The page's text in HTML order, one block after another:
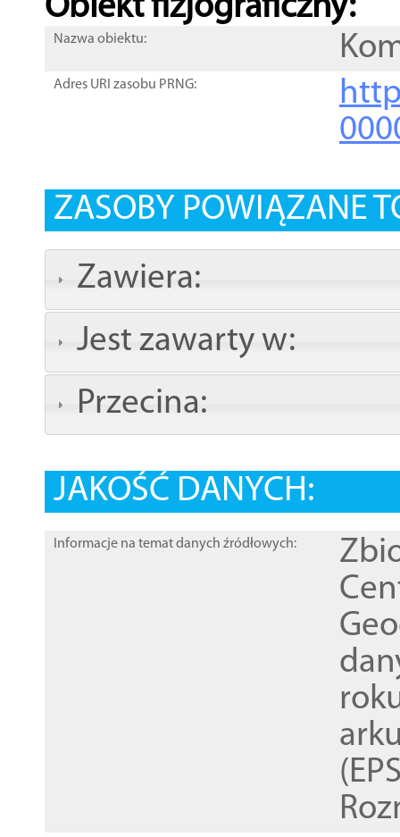
Obiekt fizjograficzny:
Nazwa obiektu:
Adres URI zasobu PRNG:
ZASOBY POWIĄZANE
Zawiera:
Jest zawarty w:
Przecina:
JAKOŚĆ DANYCH:
Informacje na temat danych źródłowych: